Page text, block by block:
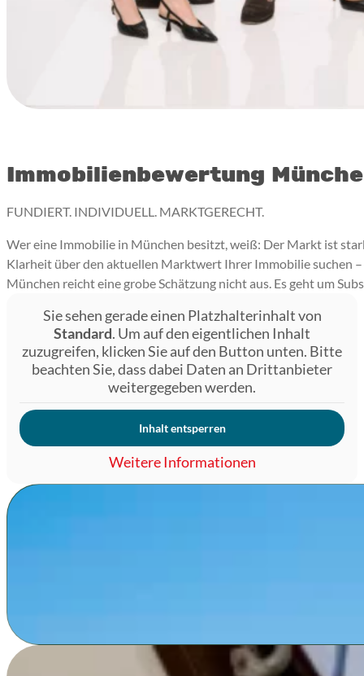
Immobilienbewertung
FUNDIERT. INDIVIDUELL. MARKTGERECHT.
Wer eine Immobilie in München besitzt, weiß: Der Markt ist
Klarheit über den aktuellen Marktwert Ihrer Immobilie suchen
München reicht eine grobe Schätzung nicht aus. Es geht um
Sie sehen gerade einen Platzhalterinhalt von
Standard. Um auf den eigentlichen Inhalt
zuzugreifen, klicken Sie auf den Button unten. Bitte
beachten Sie, dass dabei Daten an Drittanbieter
weitergegeben werden.
Inhalt entsperren
Weitere Informationen